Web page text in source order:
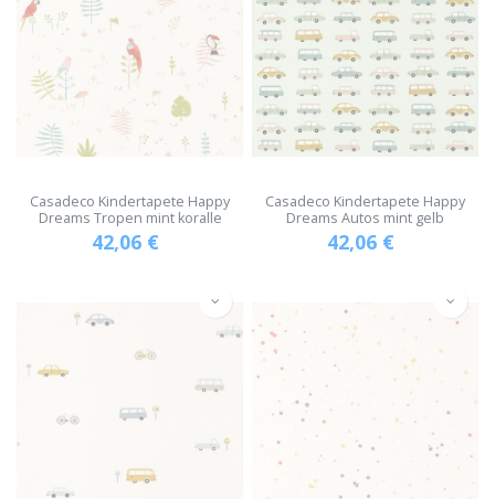
Casadeco Kindertapete Happy
Dreams Tropen mint koralle
42,06 €
Casadeco Kindertapete Happy
Dreams Autos mint gelb
42,06 €